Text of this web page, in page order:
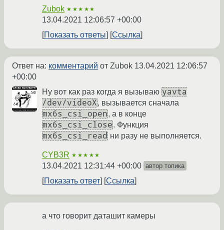
Zubok ★★★★★
13.04.2021 12:06:57 +00:00
Показать ответы
Ссылка
Ответ на: комментарий от Zubok 13.04.2021 12:06:57
+00:00
Ну вот как раз когда я вызываю yavta
/dev/videoX, вызывается сначала
mx6s_csi_open, а в конце
mx6s_csi_close. Функция
mx6s_csi_read ни разу не выполняется.
CYB3R ★★★★★
13.04.2021 12:31:44 +00:00 автор топика
Показать ответ Ссылка
а что говорит даташит камеры